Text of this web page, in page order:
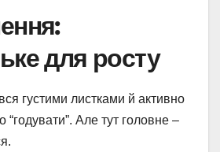
для росту
густими листками й активно
“годувати”. Але тут головне –